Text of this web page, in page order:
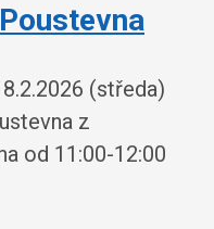
(středa)
z
od 11:00-12:00